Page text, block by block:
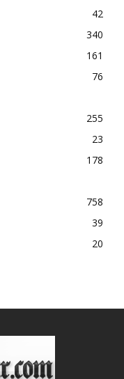
42
340
161
76
255
23
178
758
39
20